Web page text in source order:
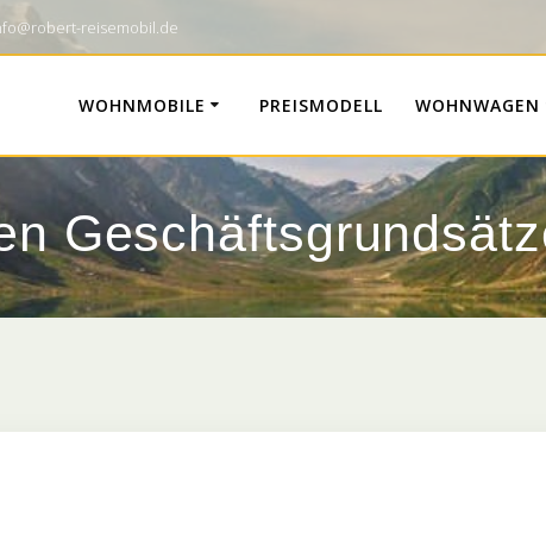
reisemobil.de
WOHNMOBILE PREISMODELL WOHNWAGEN